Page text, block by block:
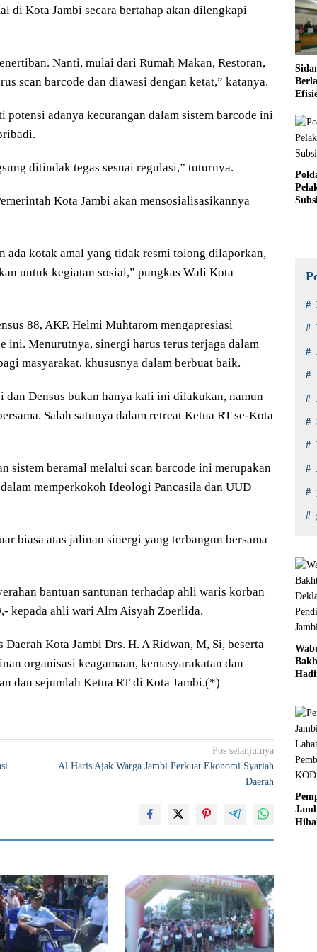
di Kota Jambi secara bertahap akan dilengkapi
Nanti, mulai dari Rumah Makan, Restoran,
scan barcode dan diawasi dengan ketat,” katanya.
adanya kecurangan dalam sistem barcode ini
ditindak tegas sesuai regulasi,” tuturnya.
Kota Jambi akan mensosialisasikannya
ada kotak amal yang tidak resmi tolong dilaporkan,
untuk kegiatan sosial,” pungkas Wali Kota
88, AKP. Helmi Muhtarom mengapresiasi
ini. Menurutnya, sinergi harus terus terjaga dalam
masyarakat, khususnya dalam berbuat baik.
dan Densus bukan hanya kali ini dilakukan, namun
Salah satunya dalam retreat Ketua RT se-Kota
sistem beramal melalui scan barcode ini merupakan
memperkokoh Ideologi Pancasila dan UUD
biasa atas jalinan sinergi yang terbangun bersama
bantuan santunan terhadap ahli waris korban
kepada ahli wari Alm Aisyah Zoerlida.
Kota Jambi Drs. H. A Ridwan, M, Si, beserta
organisasi keagamaan, kemasyarakatan dan
dan sejumlah Ketua RT di Kota Jambi.(*)
Pos selanjutnya
Al Haris Ajak Warga Jambi Perkuat Ekonomi Syariah
Daerah